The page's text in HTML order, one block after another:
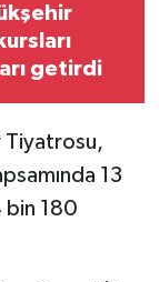
getirdi
Tiyatrosu,
13
bin 180